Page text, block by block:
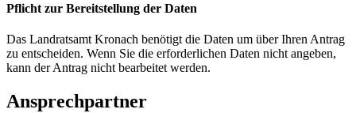
Pflicht zur Bereitstellung der Daten
Das Landratsamt Kronach benötigt die Daten um über Ihren Antrag
zu entscheiden. Wenn Sie die erforderlichen Daten nicht angeben,
kann der Antrag nicht bearbeitet werden.
Ansprechpartner